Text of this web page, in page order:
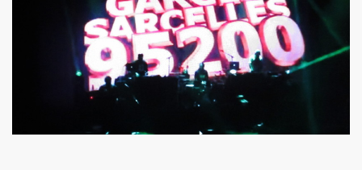
cabaret ARTISHOW (Paris) pour l'emission "DIVAS
MARIE FRANCE le 25 janvier 2010 au THEATRE DU
du 26 au 30 decembre 2009 aux TROIS BAUDETS
chez BASTIEN DE ALMEIDA (Paris) en seance de